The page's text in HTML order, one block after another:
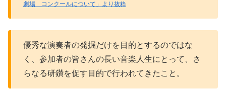
劇場 コンクールについて」より抜粋
優秀な演奏者の発掘だけを目的とするのではな
く、参加者の皆さんの長い音楽人生にとって、さ
らなる研鑽を促す目的で行われてきたこと。